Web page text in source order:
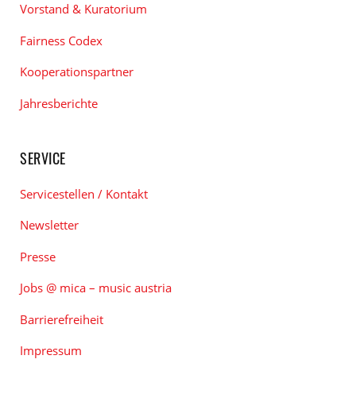
Vorstand & Kuratorium
Fairness Codex
Kooperationspartner
Jahresberichte
SERVICE
Servicestellen / Kontakt
Newsletter
Presse
Jobs @ mica – music austria
Barrierefreiheit
Impressum